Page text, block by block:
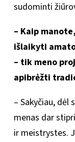
sudominti
– Kaip
išlaikyti
– tik meno
apibrėžti
– Sakyčiau, dėl
menas dar
ir meistrystes.